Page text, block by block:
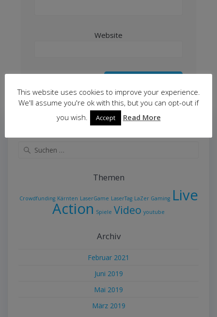
Website
Suche
Themen
Crowdfunding Kärnten LaserGame LaserTag LaZer Gaming Live
Action Spiele Video youtube
Archiv
Februar 2021
Juni 2019
Mai 2019
März 2019
This website uses cookies to improve your experience.
We'll assume you're ok with this, but you can opt-out if
you wish.
Accept Read More